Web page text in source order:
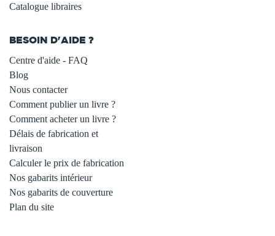
Catalogue libraires
BESOIN D'AIDE ?
Centre d'aide - FAQ
Blog
Nous contacter
Comment publier un livre ?
Comment acheter un livre ?
Délais de fabrication et
livraison
Calculer le prix de fabrication
Nos gabarits intérieur
Nos gabarits de couverture
Plan du site